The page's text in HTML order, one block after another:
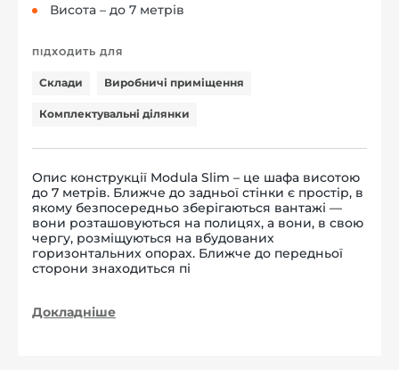
Висота – до 7 метрів
ПІДХОДИТЬ ДЛЯ
Склади Виробничі приміщення
Комплектувальні ділянки
Опис конструкції Modula Slim – це шафа висотою
до 7 метрів. Ближче до задньої стінки є простір, в
якому безпосередньо зберігаються вантажі —
вони розташовуються на полицях, а вони, в свою
чергу, розміщуються на вбудованих
горизонтальних опорах. Ближче до передньої
сторони знаходиться пі
Докладніше